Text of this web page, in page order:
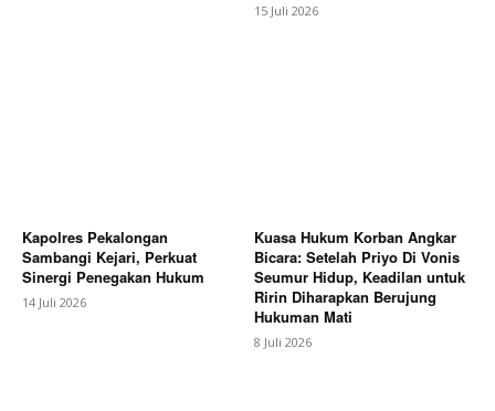
15 Juli 2026
Kapolres Pekalongan
Sambangi Kejari, Perkuat
Sinergi Penegakan Hukum
14 Juli 2026
Kuasa Hukum Korban Angkar
Bicara: Setelah Priyo Di Vonis
Seumur Hidup, Keadilan untuk
Ririn Diharapkan Berujung
Hukuman Mati
8 Juli 2026